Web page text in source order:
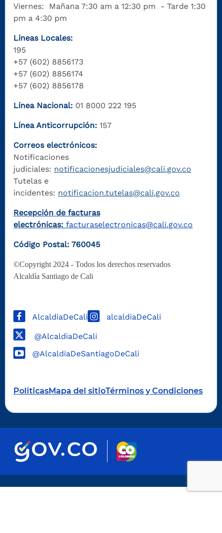
Viernes: Mañana 7:30 am a 12:30 pm - Tarde 1:30
pm a 4:30 pm
Líneas Locales:
195
+57 (602) 8856173
+57 (602) 8856174
+57 (602) 8856178
Línea Nacional: 01 8000 222 195
Línea Anticorrupción: 157
Correos electrónicos:
Notificaciones
judiciales: notificacionesjudiciales@cali.gov.co
Tutelas e
incidentes: notificacion.tutelas@cali.gov.co
Recepción de facturas
electrónicas: facturaselectronicas@cali.gov.co
Código Postal: 760045
©Copyright 2024 - Todos los derechos reservados
Alcaldía Santiago de Cali
AlcaldiaDeCali alcaldiaDeCali
@AlcaldiaDeCali
@AlcaldiaDeSantiagoDeCali
PoliticasMapa del sitioTérminos y Condiciones